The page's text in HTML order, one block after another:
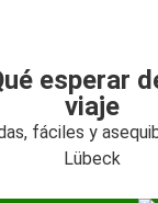
esperar
viaje
fáciles y
Lübeck